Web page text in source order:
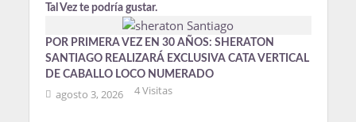
Tal Vez te podría gustar.
POR PRIMERA VEZ EN 30 AÑOS: SHERATON
SANTIAGO REALIZARÁ EXCLUSIVA CATA VERTICAL
DE CABALLO LOCO NUMERADO
agosto 3, 2026 4 Visitas